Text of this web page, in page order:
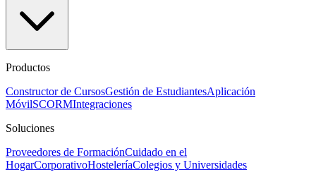
Productos
Constructor de CursosGestión de EstudiantesAplicación
MóvilSCORMIntegraciones
Soluciones
Proveedores de FormaciónCuidado en el
HogarCorporativoHosteleríaColegios y Universidades